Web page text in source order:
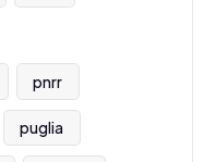
pnrr
puglia